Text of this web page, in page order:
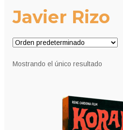
Javier Rizo
Mostrando el único resultado